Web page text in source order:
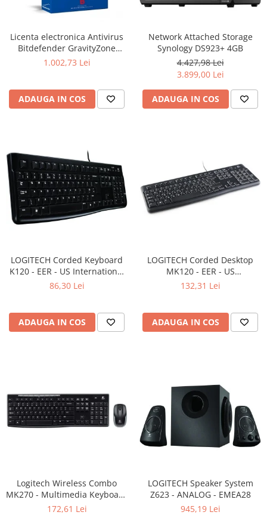
Smartphone IPhone
Casti
Mouse Pad
USB Hub
Licenta electronica Antivirus
Bitdefender GravityZone
Business Security, 5 useri, 2
1.002,73 Lei
ADAUGA IN COS
Network Attached Storage
Synology DS923+ 4GB
4.427,98 Lei
3.899,00 Lei
ADAUGA IN COS
LOGITECH Corded Keyboard
K120 - EER - US International
layout
86,30 Lei
ADAUGA IN COS
LOGITECH Corded Desktop
MK120 - EER - US
International layout
132,31 Lei
ADAUGA IN COS
Logitech Wireless Combo
MK270 - Multimedia Keyboard
+ Mouse, Black
172,61 Lei
LOGITECH Speaker System
Z623 - ANALOG - EMEA28
945,19 Lei